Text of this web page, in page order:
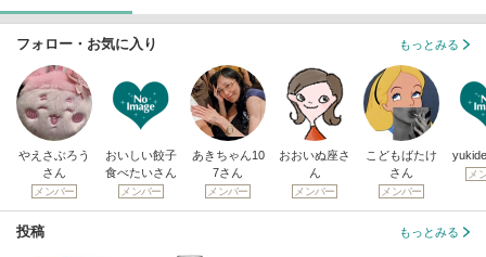
フォロー・お気に入り もっとみる
やえさぶろう
さん
メンバー
おいしい餃子
食べたいさん
メンバー
あきちゃん10
7さん
メンバー
おおいぬ座さ
ん
メンバー
こどもばたけ
さん
メンバー
メ
投稿 もっとみる